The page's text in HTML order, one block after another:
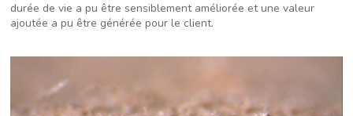
durée de vie a pu être sensiblement améliorée et une valeur
ajoutée a pu être générée pour le client.